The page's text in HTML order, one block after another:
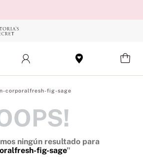
corporalfresh-fig-sage
ningún resultado para
fig-sage"